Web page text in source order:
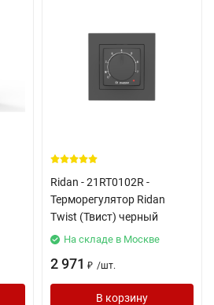
Ridan - 21RT0102R -
Терморегулятор Ridan
Twist (Твист) черный
На складе в Москве
2 971 ₽ /шт.
В корзину